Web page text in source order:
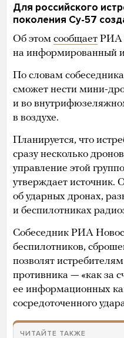
Для российского
поколения Су-57
Об этом сообщает РИА
на информированный
По словам
сможет нести мини-
и во
в воздухе.
Планируется, что
сразу несколько
управление этой
утверждает источник.
об ударных дронах,
и беспилотниках
Собеседник РИА
беспилотников,
позволят
противника — «как за
ее информационных
сосредоточенного
ЧИТАЙТЕ ТАКЖЕ